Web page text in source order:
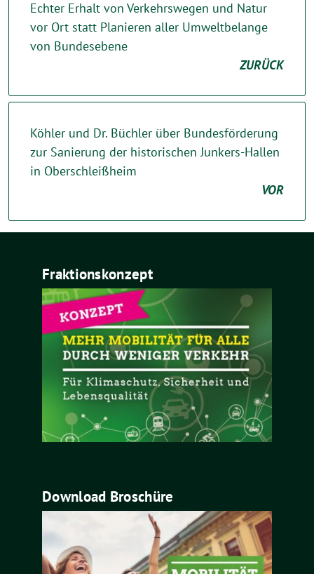
Echter Erhalt von Verkehrswegen und Natur
vor Ort statt Planieren aller Umweltbelange
von Bundesebene
ZURÜCK
Köhler und Dr. Büchler über Bundesförderung
zur Sanierung der historischen Junkers-Hallen
in Oberschleißheim
VOR
Fraktionskonzept
Download Broschüre